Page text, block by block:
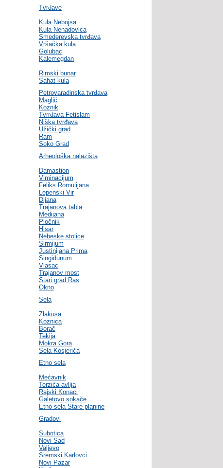
Tvrđave
Kula Nebojsa
Kula Nenadovica
Smederevska tvrđava
Vršačka kula
Golubac
Kalemegdan
Rimski bunar
Sahat kula
Petrovaradinska tvrđava
Maglič
Koznik
Tvrrđava Fetislam
Niška tvrđava
Užički grad
Ram
Soko Grad
Arheološka nalazišta
Damastion
Viminacijum
Feliks Romulijana
Lepenski Vir
Dijana
Trajanova tabla
Medijana
Pločnik
Hisar
Nebeske stolice
Sirmijum
Justinijana Prima
Singidunum
Vlasac
Trajanov most
Stari grad Ras
Okno
Sela
Zlakusa
Koznica
Borač
Tekija
Mokra Gora
Sela Kosjerića
Etno sela
Mećavnik
Terzića avlija
Rajski Konaci
Galetovo sokače
Etno sela Stare planine
Gradovi
Subotica
Novi Sad
Valjevo
Sremski Karlovci
Novi Pazar